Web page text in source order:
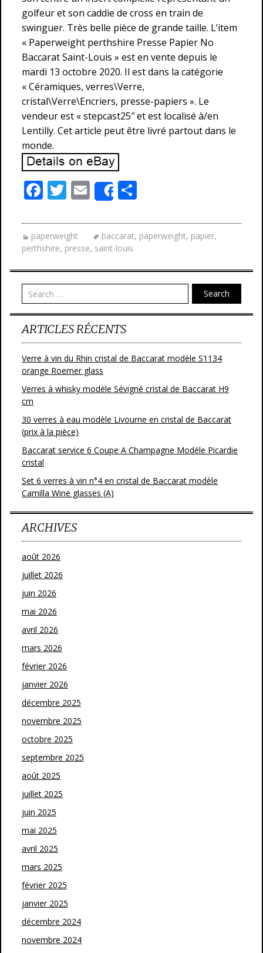
golfeur et son caddie de cross en train de
swinguer. Très belle pièce de grande taille. L’item
« Paperweight perthshire Presse Papier No
Baccarat Saint-Louis » est en vente depuis le
mardi 13 octobre 2020. Il est dans la catégorie
« Céramiques, verres\Verre,
cristal\Verre\Encriers, presse-papiers ». Le
vendeur est « stepcast25″ et est localisé à/en
Lentilly. Cet article peut être livré partout dans le
monde.
F
e
b
o
o
k
T
itt
er
E
m
ai
l
Share
ta
g
er
paperweight baccarat, paperweight, papier,
perthshire, presse, saint-louis
Search
ARTICLES RÉCENTS
Verre à vin du Rhin cristal de Baccarat modèle S1134
orange Roemer glass
Verres à whisky modèle Sévigné cristal de Baccarat H9
cm
30 verres à eau modèle Livourne en cristal de Baccarat
(prix à la pièce)
Baccarat service 6 Coupe A Champagne Modéle Picardie
cristal
Set 6 verres à vin n°4 en cristal de Baccarat modèle
Camilla Wine glasses (A)
ARCHIVES
août 2026
juillet 2026
juin 2026
mai 2026
avril 2026
mars 2026
février 2026
janvier 2026
décembre 2025
novembre 2025
octobre 2025
septembre 2025
août 2025
juillet 2025
juin 2025
mai 2025
avril 2025
mars 2025
février 2025
janvier 2025
décembre 2024
novembre 2024